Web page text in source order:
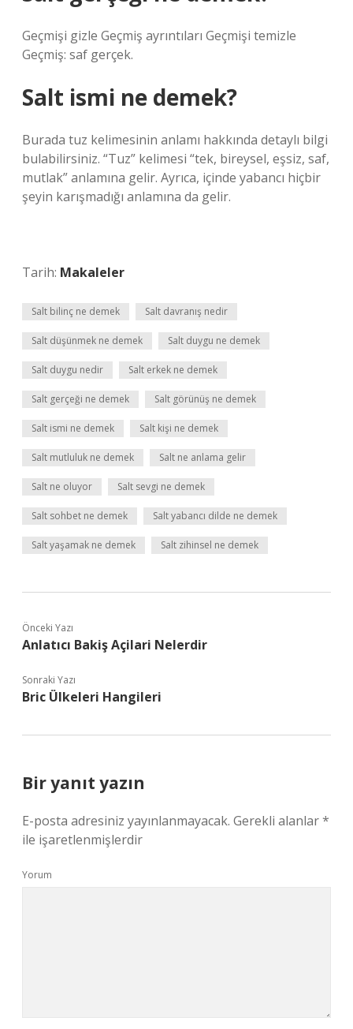
Geçmişi gizle Geçmiş ayrıntıları Geçmişi temizle
Geçmiş: saf gerçek.
Salt ismi ne demek?
Burada tuz kelimesinin anlamı hakkında detaylı bilgi
bulabilirsiniz. “Tuz” kelimesi “tek, bireysel, eşsiz, saf,
mutlak” anlamına gelir. Ayrıca, içinde yabancı hiçbir
şeyin karışmadığı anlamına da gelir.
Tarih: Makaleler
Salt bilinç ne demek Salt davranış nedir
Salt düşünmek ne demek Salt duygu ne demek
Salt duygu nedir Salt erkek ne demek
Salt gerçeği ne demek Salt görünüş ne demek
Salt ismi ne demek Salt kişi ne demek
Salt mutluluk ne demek Salt ne anlama gelir
Salt ne oluyor Salt sevgi ne demek
Salt sohbet ne demek Salt yabancı dilde ne demek
Salt yaşamak ne demek Salt zihinsel ne demek
Önceki Yazı
Anlatıcı Bakiş Açilari Nelerdir
Sonraki Yazı
Bric Ülkeleri Hangileri
Bir yanıt yazın
E-posta adresiniz yayınlanmayacak. Gerekli alanlar*
ile işaretlenmişlerdir
Yorum